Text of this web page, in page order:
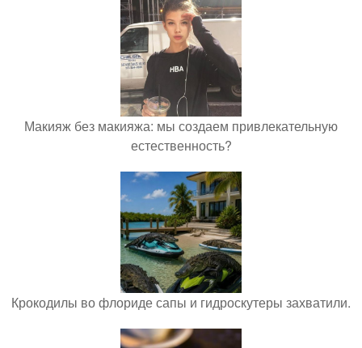
Макияж без макияжа: мы создаем привлекательную
естественность?
Крокодилы во флориде сапы и гидроскутеры захватили.